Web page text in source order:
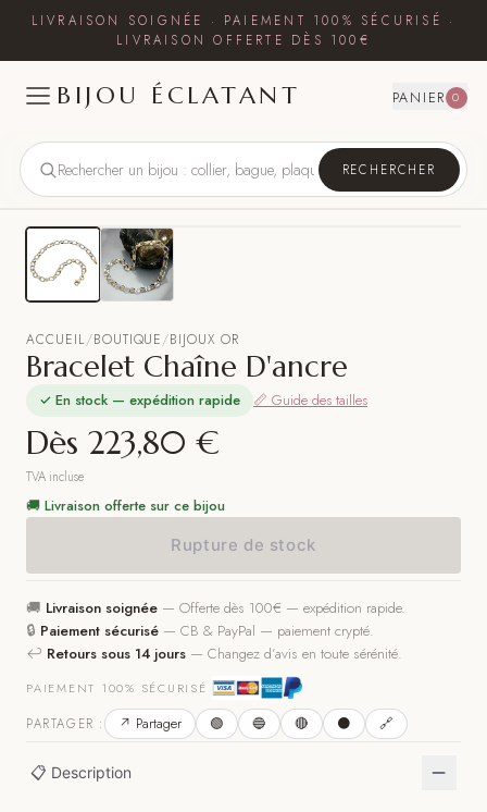
LIVRAISON SOIGNÉE · PAIEMENT 100% SÉCURISÉ ·
LIVRAISON OFFERTE DÈS 100€
BIJOU ÉCLATANT PANIER 0
RECHERCHER
ACCUEIL/BOUTIQUE/BIJOUX OR
Bracelet Chaîne D'ancre
✓ En stock — expédition rapide 📏 Guide des tailles
Dès 223,80 €
TVA incluse
🚚 Livraison offerte sur ce bijou
Rupture de stock
🚚 Livraison soignée — Offerte dès 100€ — expédition rapide.
🔒 Paiement sécurisé — CB & PayPal — paiement crypté.
↩️ Retours sous 14 jours — Changez d’avis en toute sérénité.
PAIEMENT 100% SÉCURISÉ
PARTAGER : ↗ Partager 🟢 🔵 🔴 ⚫ 🔗
📋 Description